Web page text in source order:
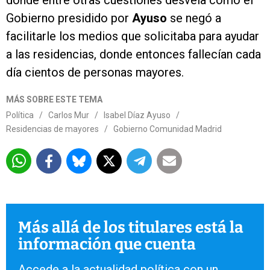
Gobierno presidido por Ayuso se negó a
facilitarle los medios que solicitaba para ayudar
a las residencias, donde entonces fallecían cada
día cientos de personas mayores.
MÁS SOBRE ESTE TEMA
Política
/ Carlos Mur / Isabel Díaz Ayuso
/
Residencias de mayores
/ Gobierno Comunidad Madrid
Más allá de los titulares está la
información que cuenta